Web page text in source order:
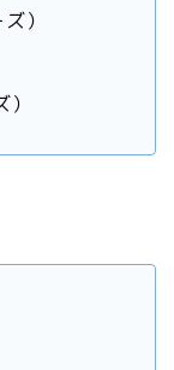
）